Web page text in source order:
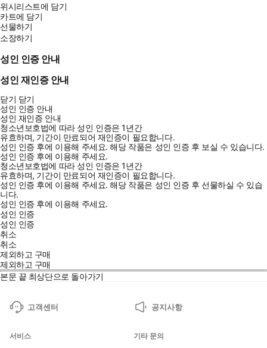
위시리스트에 담기
카트에 담기
선물하기
소장하기
성인 인증 안내
성인 재인증 안내
닫기 닫기
성인 인증 안내
성인 재인증 안내
청소년보호법에 따라 성인 인증은 1년간
유효하며, 기간이 만료되어 재인증이 필요합니다.
성인 인증 후에 이용해 주세요.해당 작품은 성인 인증 후 보실 수 있습니다.
성인 인증 후에 이용해 주세요.
청소년보호법에 따라 성인 인증은 1년간
유효하며, 기간이 만료되어 재인증이 필요합니다.
성인 인증 후에 이용해 주세요.해당 작품은 성인 인증 후 선물하실 수 있습
니다.
성인 인증 후에 이용해 주세요.
성인 인증
성인 인증
취소
취소
제외하고 구매
제외하고 구매
본문 끝 최상단으로 돌아가기
고객센터 공지사항
서비스
기타 문의